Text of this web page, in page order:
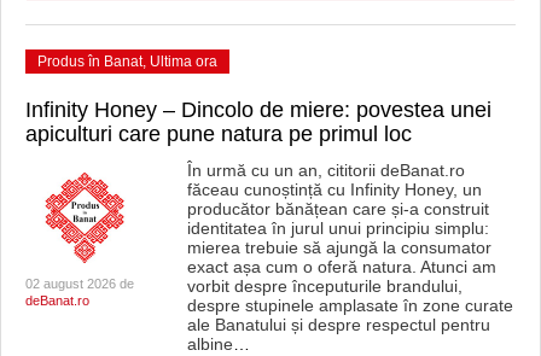
Produs în Banat, Ultima ora
Infinity Honey – Dincolo de miere: povestea unei
apiculturi care pune natura pe primul loc
02 august 2026 de
deBanat.ro
În urmă cu un an, cititorii deBanat.ro
făceau cunoștință cu Infinity Honey, un
producător bănățean care și-a construit
identitatea în jurul unui principiu simplu:
mierea trebuie să ajungă la consumator
exact așa cum o oferă natura. Atunci am
vorbit despre începuturile brandului,
despre stupinele amplasate în zone curate
ale Banatului și despre respectul pentru
albine…